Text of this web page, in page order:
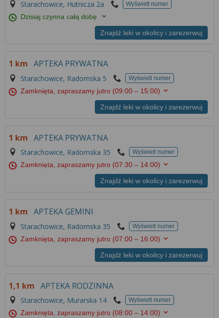
Starachowice, Hutnicza 2a Wyświetl numer
Dzisiaj czynna całą dobę
Znajdź leki w okolicy i zarezerwuj
1 km APTEKA PRYWATNA
Starachowice, Radomska 5 Wyświetl numer
Zamknięta, zapraszamy jutro (09:00 – 15:00)
Znajdź leki w okolicy i zarezerwuj
1 km APTEKA PRYWATNA
Starachowice, Radomska 35 Wyświetl numer
Zamknięta, zapraszamy jutro (07:30 – 14:00)
Znajdź leki w okolicy i zarezerwuj
1 km APTEKA GEMINI
Starachowice, Radomska 35 Wyświetl numer
Zamknięta, zapraszamy jutro (07:00 – 16:00)
Znajdź leki w okolicy i zarezerwuj
1,1 km APTEKA RODZINNA
Starachowice, Murarska 14 Wyświetl numer
Zamknięta, zapraszamy jutro (08:00 – 14:00)